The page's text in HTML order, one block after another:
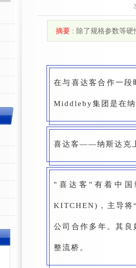
摘要 : 除了规格参数等硬
在与喜达客合作一段
Middleby集团是在纳
喜达客——纳斯达克
"喜达客"有着中国
KITCHEN)，主导将
公司合作多年。其
整流桥。